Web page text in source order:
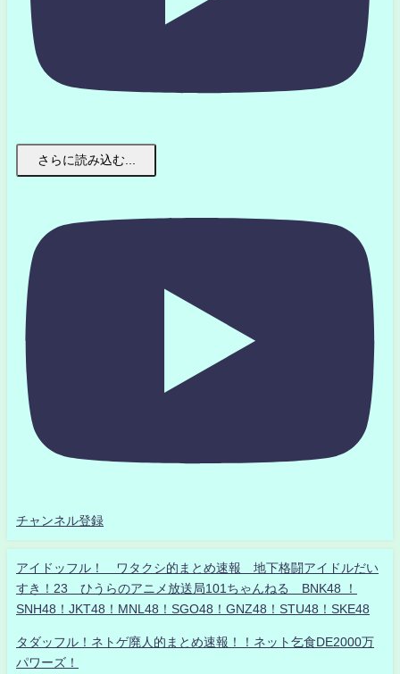
さらに読み込む...
チャンネル登録
アイドッフル！ ワタクシ的まとめ速報 地下格闘アイドルだい
すき！23 ひうらのアニメ放送局101ちゃんねる BNK48 ！
SNH48！JKT48！MNL48！SGO48！GNZ48！STU48！SKE48
タダッフル！ネトゲ廃人的まとめ速報！！ネット乞食DE2000万
パワーズ！